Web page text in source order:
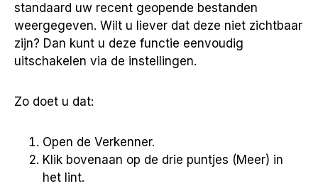
standaard uw recent geopende bestanden
weergegeven. Wilt u liever dat deze niet zichtbaar
zijn? Dan kunt u deze functie eenvoudig
uitschakelen via de instellingen.
Zo doet u dat:
Open de Verkenner.
Klik bovenaan op de drie puntjes (Meer) in
het lint.